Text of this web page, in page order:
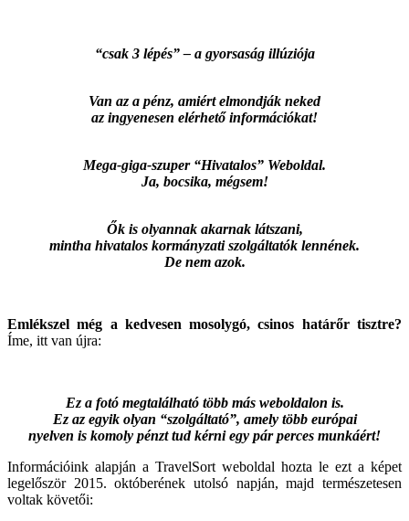
“csak 3 lépés” – a gyorsaság illúziója
Van az a pénz, amiért elmondják neked
az ingyenesen elérhető információkat!
Mega-giga-szuper “Hivatalos” Weboldal.
Ja, bocsika, mégsem!
Ők is olyannak akarnak látszani,
mintha hivatalos kormányzati szolgáltatók lennének.
De nem azok.
Emlékszel még a kedvesen mosolygó, csinos határőr tisztre?
Íme, itt van újra:
Ez a fotó megtalálható több más weboldalon is.
Ez az egyik olyan “szolgáltató”, amely több európai
nyelven is komoly pénzt tud kérni egy pár perces munkáért!
Információink alapján a TravelSort weboldal hozta le ezt a képet
legelőször 2015. októberének utolsó napján, majd természetesen
voltak követői: